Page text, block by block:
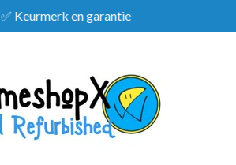
✅ Keurmerk en garantie